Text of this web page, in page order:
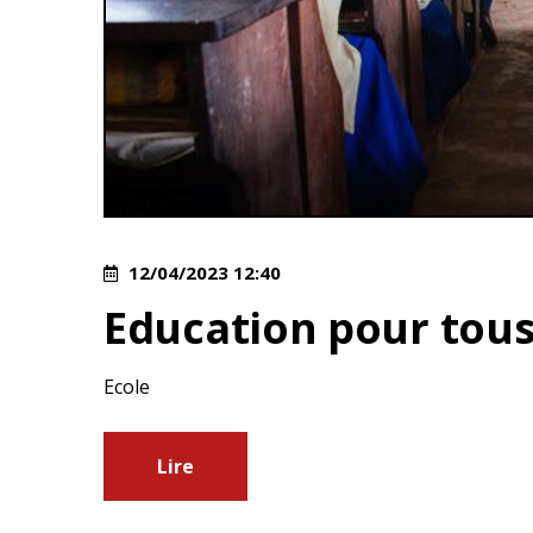
12/04/2023 12:40
Education pour
Ecole
Lire